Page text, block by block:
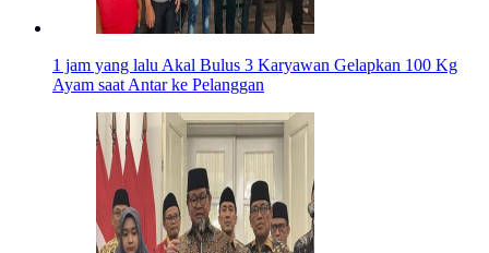
1 jam yang lalu Akal Bulus 3 Karyawan Gelapkan 100 Kg
Ayam saat Antar ke Pelanggan